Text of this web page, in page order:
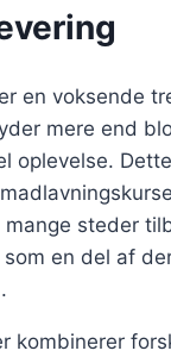
en voksende
mere end
oplevelse.
mange steder
en del af
kombinerer